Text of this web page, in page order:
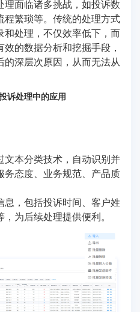
面临诸多挑战，如投诉数
繁琐等。传统的处理方式
处理，不仅效率低下，而
的数据分析和挖掘手段，
深层次原因，从而无法从
诉处理中的应用
文本分类技术，自动识别并
态度、业务规范、产品质
，包括投诉时间、客户姓
为后续处理提供便利。